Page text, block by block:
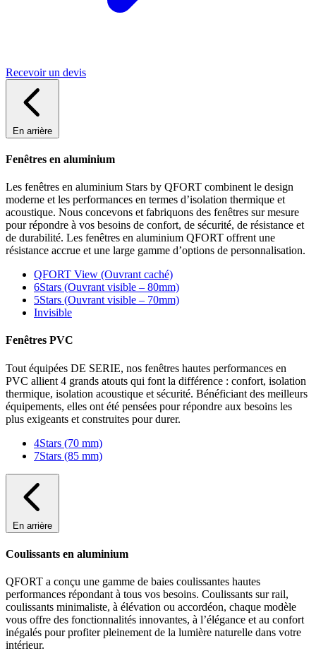
Recevoir un devis
En arrière
Fenêtres en aluminium
Les fenêtres en aluminium Stars by QFORT combinent le design
moderne et les performances en termes d’isolation thermique et
acoustique. Nous concevons et fabriquons des fenêtres sur mesure
pour répondre à vos besoins de confort, de sécurité, de résistance et
de durabilité. Les fenêtres en aluminium QFORT offrent une
résistance accrue et une large gamme d’options de personnalisation.
QFORT View (Ouvrant caché)
6Stars (Ouvrant visible – 80mm)
5Stars (Ouvrant visible – 70mm)
Invisible
Fenêtres PVC
Tout équipées DE SERIE, nos fenêtres hautes performances en
PVC allient 4 grands atouts qui font la différence : confort, isolation
thermique, isolation acoustique et sécurité. Bénéficiant des meilleurs
équipements, elles ont été pensées pour répondre aux besoins les
plus exigeants et construites pour durer.
4Stars (70 mm)
7Stars (85 mm)
En arrière
Coulissants en aluminium
QFORT a conçu une gamme de baies coulissantes hautes
performances répondant à tous vos besoins. Coulissants sur rail,
coulissants minimaliste, à élévation ou accordéon, chaque modèle
vous offre des fonctionnalités innovantes, à l’élégance et au confort
inégalés pour profiter pleinement de la lumière naturelle dans votre
intérieur.